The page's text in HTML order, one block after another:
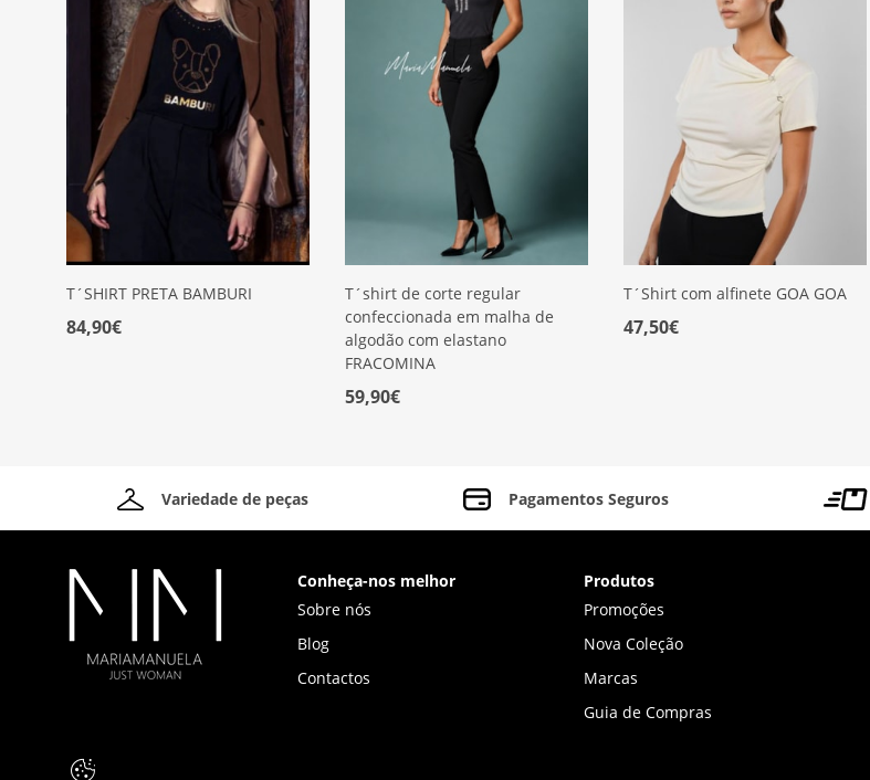
T´SHIRT PRETA BAMBURI
84,90€
T´shirt de corte regular
confeccionada em malha de
algodão com elastano
FRACOMINA
59,90€
T´Shirt com alfinete GOA GOA
47,50€
Variedade de peças Pagamentos Seguros
Conheça-nos melhor
Sobre nós
Blog
Contactos
Produtos
Promoções
Nova Coleção
Marcas
Guia de Compras